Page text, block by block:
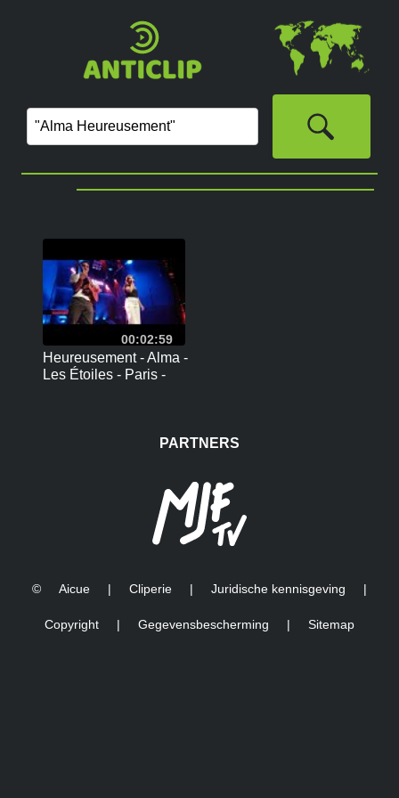
00:02:59
Heureusement - Alma -
Les Étoiles - Paris -
PARTNERS
© Aicue | Cliperie | Juridische kennisgeving |
Copyright | Gegevensbescherming | Sitemap